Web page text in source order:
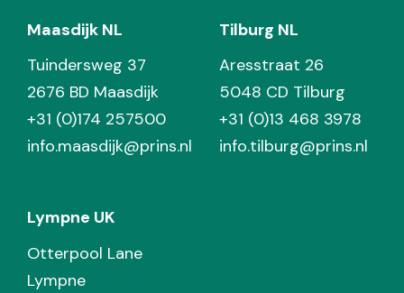
Maasdijk NL
Tuindersweg 37
2676 BD Maasdijk
+31 (0)174 257500
info.maasdijk@prins.nl
Tilburg NL
Aresstraat 26
5048 CD Tilburg
+31 (0)13 468 3978
info.tilburg@prins.nl
Lympne UK
Otterpool Lane
Lympne